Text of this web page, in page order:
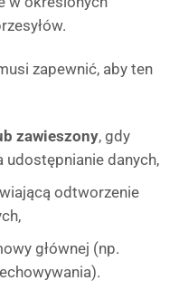
zapewnić, aby ten
zawieszony, gdy
danych,
odtworzenie
głównej (np.